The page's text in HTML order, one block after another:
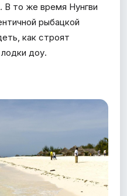
В то же время Нунгви
рыбацкой
как строят
доу.